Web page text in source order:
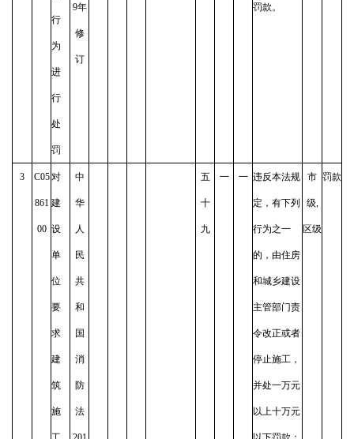
行
为
进
行
处
罚
9年
修
订
罚款。
3 C05
861
00
对
建
设
单
位
要
求
建
筑
施
中
华
人
民
共
和
国
消
防
法
五
十
九
一 一 违反本法规
定，有下列
行为之一
的，由住房
和城乡建设
主管部门责
令改正或者
停止施工，
并处一万元
以上十万元
市
级,
区级
罚款